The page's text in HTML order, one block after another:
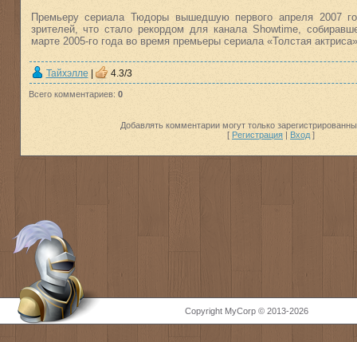
Премьеру сериала Тюдоры вышедшую первого апреля 2007
зрителей, что стало рекордом для канала Showtime,
марте 2005-го года во время премьеры сериала «Толстая
Тайхэлле | 4.3/3
Всего комментариев: 0
Добавлять комментарии могут только
[ Регистрация | Вход ]
Copyright MyCorp © 2013-2026